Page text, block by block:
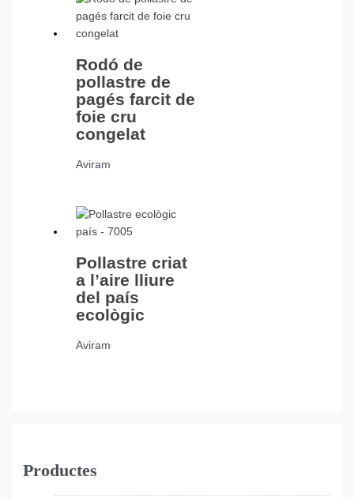
Rodó de
pollastre de
pagés farcit de
foie cru
congelat
Aviram
Pollastre criat
a l’aire lliure
del país
ecològic
Aviram
Productes